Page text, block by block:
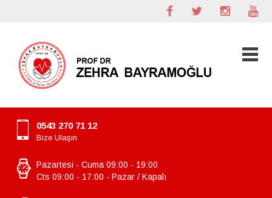
0543 270 71 12
Bize Ulaşın
Pazartesi - Cuma 09:00 - 19:00
Cts 09:00 - 17:00 - Pazar / Kapalı